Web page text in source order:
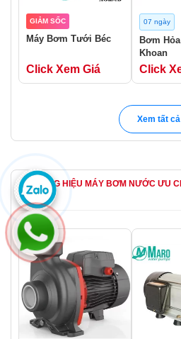
GIẢM SỐC
Máy Bơm Tưới Béc
Click Xem Giá
07 ngày
Bơm
Khoan
Click
Xem tất cả
THƯƠNG HIỆU MÁY BƠM NƯỚC ƯU
XEM)